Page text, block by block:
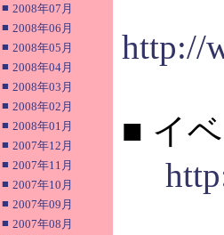
■ 2008年07月
■ 2008年06月
■ 2008年05月
■ 2008年04月
■ 2008年03月
■ 2008年02月
■ 2008年01月
■ 2007年12月
■ 2007年11月
■ 2007年10月
■ 2007年09月
■ 2007年08月
http://
■ イ